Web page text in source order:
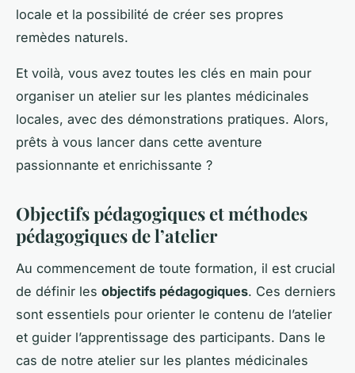
locale et la possibilité de créer ses propres
remèdes naturels.
Et voilà, vous avez toutes les clés en main pour
organiser un atelier sur les plantes médicinales
locales, avec des démonstrations pratiques. Alors,
prêts à vous lancer dans cette aventure
passionnante et enrichissante ?
Objectifs pédagogiques et méthodes
pédagogiques de l’atelier
Au commencement de toute formation, il est crucial
de définir les objectifs pédagogiques. Ces derniers
sont essentiels pour orienter le contenu de l’atelier
et guider l’apprentissage des participants. Dans le
cas de notre atelier sur les plantes médicinales